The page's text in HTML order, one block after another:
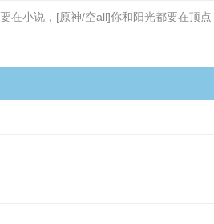
在小说，[原神/空all]你和阳光都要在